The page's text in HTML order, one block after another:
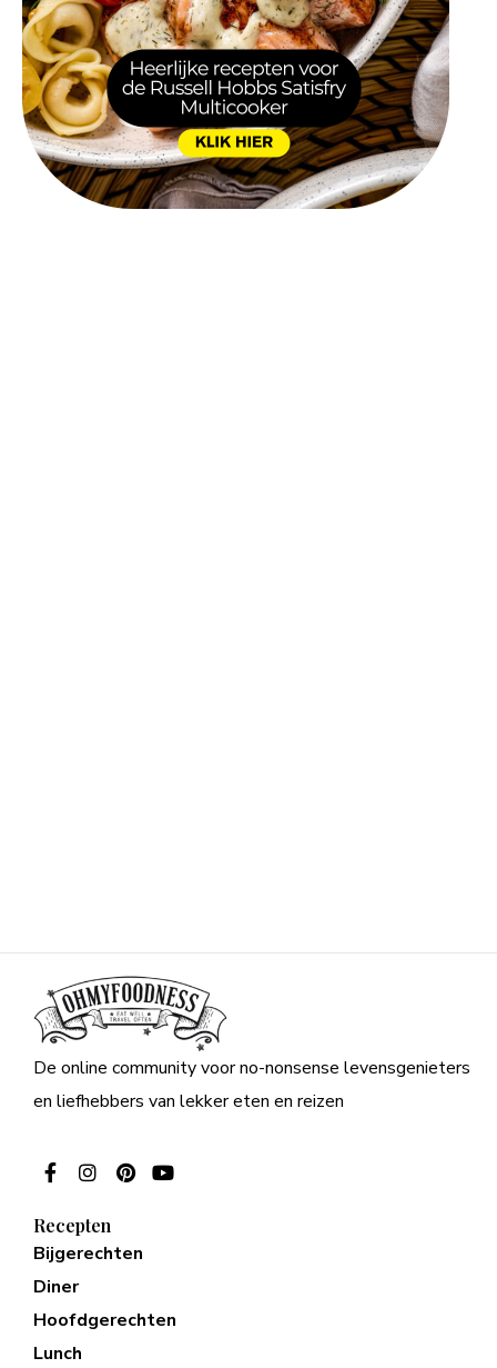
De online community voor no-nonsense levensgenieters
en liefhebbers van lekker eten en reizen
Recepten
Bijgerechten
Diner
Hoofdgerechten
Lunch